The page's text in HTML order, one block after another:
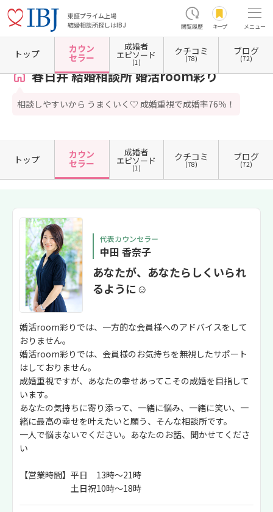
東証プライム上場
結婚相談所探しはIBJ
閲覧履歴 キープ メニュー
ホーム 愛知県の結婚相談所 愛知県春日井市 春日井 結婚相談所 婚活room彩り カウン
春日井 結婚相談所 婚活room彩り
相談しやすいから うまくいく♡ 成婚重視で成婚率76％！
トップ カウン
セラー
成婚者
エピソード
(1)
クチコミ
(78)
ブログ
(72)
トップ カウン
セラー
成婚者
エピソード
(1)
クチコミ
(78)
ブログ
(72)
代表カウンセラー
中田 香奈子
あなたが、あなたらしくいられ
るように☺
婚活room彩りでは、一方的な会員様へのアドバイスをして
おりません。
婚活room彩りでは、会員様のお気持ちを無視したサポート
はしておりません。
成婚重視ですが、あなたの幸せあってこその成婚を目指して
います。
あなたの気持ちに寄り添って、一緒に悩み、一緒に笑い、一
緒に最高の幸せを叶えたいと願う、そんな相談所です。
一人で悩まないでください。あなたのお話、聞かせてくださ
い
【営業時間】平日 13時～21時
土日祝10時～18時